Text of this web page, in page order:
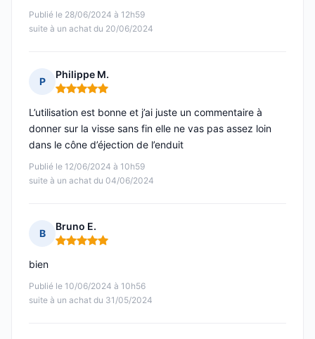
Publié le 28/06/2024 à 12h59
suite à un achat du 20/06/2024
P
Philippe M.
Note : 5 sur 5
Publié le 12/06/2024 à 10h59
suite à un achat du 04/06/2024
L’utilisation est bonne et j’ai juste un commentaire à
donner sur la visse sans fin elle ne vas pas assez loin
dans le cône d’éjection de l’enduit
B
Bruno E.
Note : 5 sur 5
Publié le 10/06/2024 à 10h56
suite à un achat du 31/05/2024
bien